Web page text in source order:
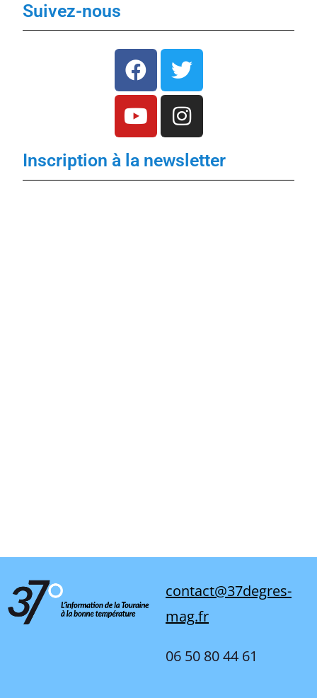
Suivez-nous
Inscription à la newsletter
contact@37degres-
mag.fr
06 50 80 44 61